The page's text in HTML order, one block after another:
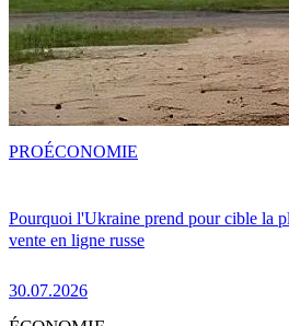
Pourquoi l'Ukraine prend pour cible la
vente en ligne russe
30.07.2026
PROÉCONOMIE